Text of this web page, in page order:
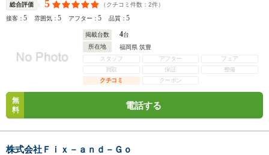
総合評価 5 （クチコミ件数： 2件）
接客：5 雰囲気：5 アフター：5 品質：5
掲載台数 4台
所在地
福岡県 筑豊
スタッフ
アフター
フェア
買取
保証
整備
クチコミ
クーポン
無
料
電話する
株式会社Ｆｉｘ－ａｎｄ－Ｇｏ